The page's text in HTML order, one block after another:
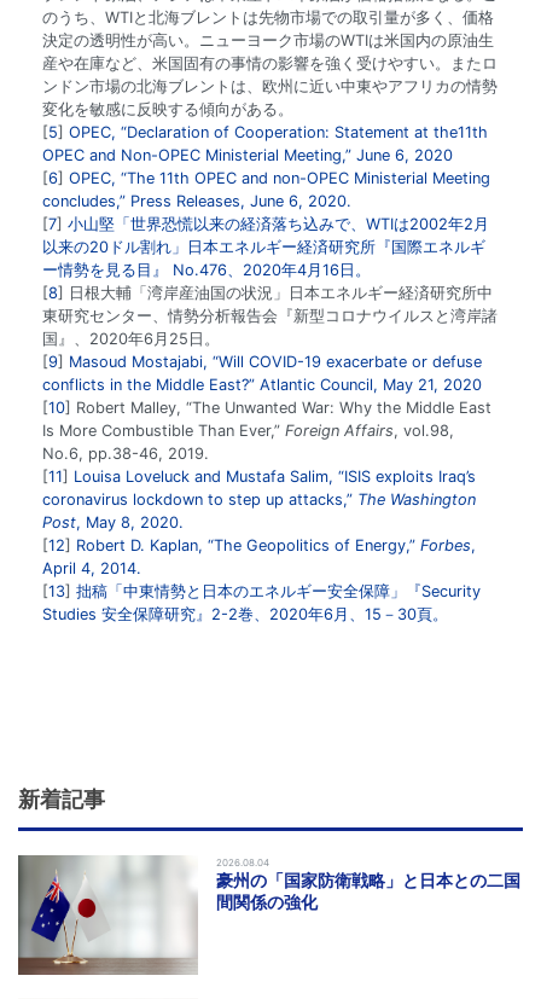
のうち、WTIと北海ブレントは先物市場での取引量が多く、価格
決定の透明性が高い。ニューヨーク市場のWTIは米国内の原油生
産や在庫など、米国固有の事情の影響を強く受けやすい。またロ
ンドン市場の北海ブレントは、欧州に近い中東やアフリカの情勢
変化を敏感に反映する傾向がある。
5
OPEC, “Declaration of Cooperation: Statement at the11th
OPEC and Non-OPEC Ministerial Meeting,” June 6, 2020
6
OPEC, “The 11th OPEC and non-OPEC Ministerial Meeting
concludes,” Press Releases, June 6, 2020.
7 小山堅「世界恐慌以来の経済落ち込みで、WTIは2002年2月
以来の20ドル割れ」日本エネルギー経済研究所『国際エネルギ
ー情勢を見る目』 No.476、2020年4月16日。
8
日根大輔「湾岸産油国の状況」日本エネルギー経済研究所中
東研究センター、情勢分析報告会『新型コロナウイルスと湾岸諸
国』、2020年6月25日。
9
Masoud Mostajabi, “Will COVID-19 exacerbate or defuse
conflicts in the Middle East?” Atlantic Council, May 21, 2020
10
Robert Malley, “The Unwanted War: Why the Middle East
Is More Combustible Than Ever,” Foreign Affairs, vol.98,
No.6, pp.38-46, 2019.
11
Louisa Loveluck and Mustafa Salim, “ISIS exploits Iraq’s
coronavirus lockdown to step up attacks,” The Washington
Post, May 8, 2020.
12
Robert D. Kaplan, “The Geopolitics of Energy,” Forbes,
April 4, 2014.
13 拙稿「中東情勢と日本のエネルギー安全保障」『Security
Studies 安全保障研究』2-2巻、2020年6月、15－30頁。
新着記事
2026.08.04
豪州の「国家防衛戦略」と日本との二国
間関係の強化